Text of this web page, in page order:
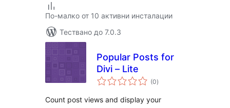
По-малко от 10 активни инсталации
Тествано до 7.0.3
Popular Posts for
Divi – Lite
(0общо
оценки
)
Count post views and display your